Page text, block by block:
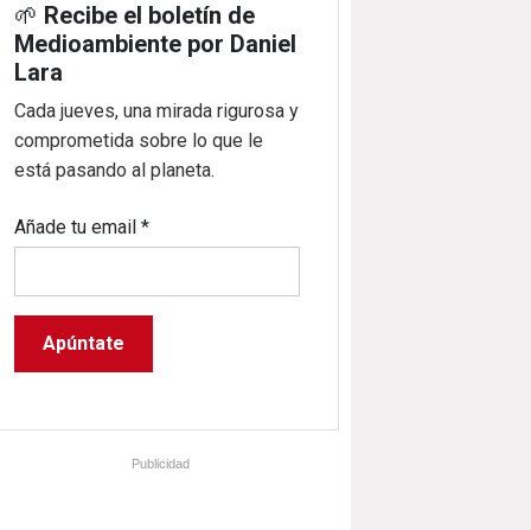
🌱 Recibe el boletín de
Medioambiente por Daniel
Lara
Cada jueves, una mirada rigurosa y
comprometida sobre lo que le
está pasando al planeta.
Añade tu email*
Publicidad